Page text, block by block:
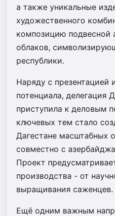
а также уникальные
художественного
композицию подвесной
облаков,
республики.
Наряду с презентацией
потенциала, делегация
приступила к деловым
ключевых тем стало
Дагестане масштабных
совместно с
Проект
производства - от
выращивания саженцев.
Ещё одним важным